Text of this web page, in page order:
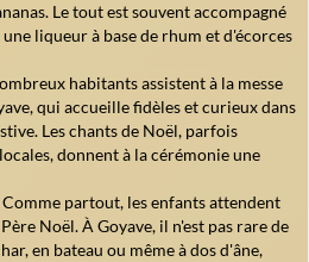
Le tout est souvent accompagné
liqueur à base de rhum et d'écorces
habitants assistent à la messe
qui accueille fidèles et curieux dans
Les chants de Noël, parfois
donnent à la cérémonie une
Comme partout, les enfants attendent
Noël. À Goyave, il n'est pas rare de
en bateau ou même à dos d'âne,